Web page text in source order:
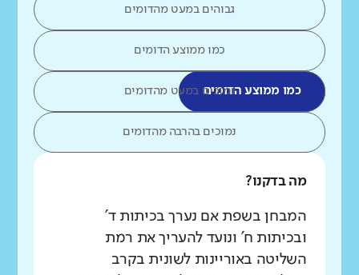
גבוהים במעט מהדומים
כמו ממוצע הדומים
כמו ממוצע הדומיםנמוכים במעט מהדומים
נמוכים בהרבה מהדומים
מה בדקנו?
המבחן בשפת אם נערך בכיתות ד'
ובכיתות ח' ונועד להעריך את רמת
השליטה באוריינות לשונית בקרב